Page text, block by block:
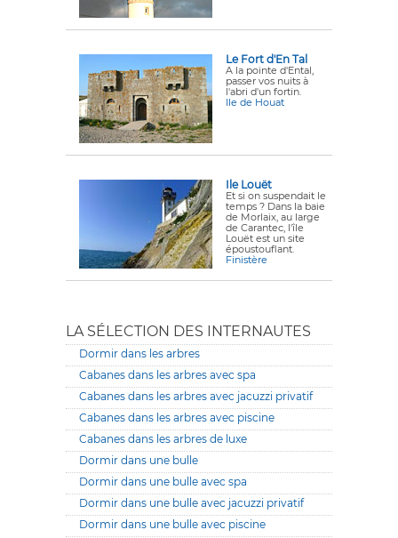
Le Fort d'En Tal
A la pointe d'Ental,
passer vos nuits à
l'abri d'un fortin.
Ile de Houat
Ile Louët
Et si on suspendait le
temps ? Dans la baie
de Morlaix, au large
de Carantec, l'île
Louët est un site
époustouflant.
Finistère
LA SÉLECTION DES INTERNAUTES
Dormir dans les arbres
Cabanes dans les arbres avec spa
Cabanes dans les arbres avec jacuzzi privatif
Cabanes dans les arbres avec piscine
Cabanes dans les arbres de luxe
Dormir dans une bulle
Dormir dans une bulle avec spa
Dormir dans une bulle avec jacuzzi privatif
Dormir dans une bulle avec piscine